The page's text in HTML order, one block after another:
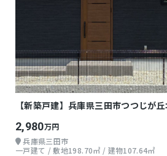
【新築戸建】兵庫県三田市つつじが
2,980万円
兵庫県三田市
一戸建て / 敷地198.70㎡ / 建物107.64㎡